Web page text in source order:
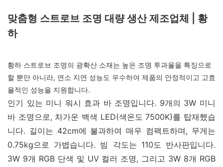
맞춤형 스트로브 조명 대량 생산 제조업체 | 황
하
황하 스트로브 조명의 광확산 소재는 높은 조명 투과율을 특징으로
할 뿐만 아니라, 연소 지연 성능도 우수하여 제품의 안정적이고 고효
율적인 성능을 지원합니다.
인기 있는 미니 워시 효과 바 조명입니다. 9개의 3W 미니
바 조명으로, 차가운 백색 LED(색온도 7500K)를 탑재했습
니다. 길이는 42cm에 불과하여 매우 컴팩트하며, 무게는
0.75kg으로 가볍습니다. 빔 각도는 110도 반사판입니다.
3W 9개 RGB 단색 및 UV 컬러 조명, 그리고 3W 8개 RGB